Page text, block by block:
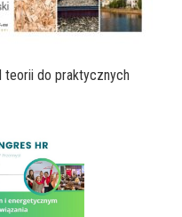
teorii do praktycznych